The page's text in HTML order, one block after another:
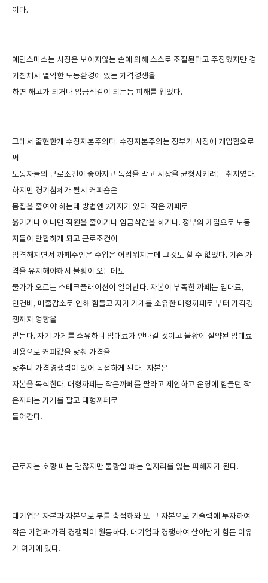
이다.
애덤스미스는 시장은 보이지않는 손에 의해 스스로 조절된다고 주장했지만 경
기침체시 열악한 노동환경에 있는 가격경쟁을
하면 해고가 되거나 임금삭감이 되는등 피해를 입었다.
그래서 출현한게 수정자본주의다. 수정자본주의는 정부가 시장에 개입함으로
써
노동자들의 근로조건이 좋아지고 독점을 막고 시장을 균형시키려는 취지였다.
하지만 경기침체가 될시 커피숍은
몸집을 줄여야 하는데 방법엔 2가지가 있다. 작은 까페로
옮기거나 아니면 직원을 줄이거나 임금삭감을 하거나. 정부의 개입으로 노동
자들이 단합하게 되고 근로조건이
엄격해지면서 까페주인은 수입은 어려워지는데 그것도 할 수 없었다. 기존 가
격을 유지해야해서 불황이 오는데도
물가가 오르는 스태크플래이션이 일어난다. 자본이 부족한 까페는 임대료,
인건비 , 매출감소로 인해 힘들고 자기 가게를 소유한 대형까페로 부터 가격경
쟁까지 영향을
받는다. 자기 가게를 소유하니 임대료가 안나갈 것이고 불황에 절약된 임대료
비용으로 커피값을 낮춰 가격을
낮추니 가격경쟁력이 있어 독점하게 된다. 자본은
자본을 독식한다. 대형까페는 작은까페를 팔라고 제안하고 운영에 힘들던 작
은까페는 가게를 팔고 대형까페로
들어간다.
근로자는 호황 때는 괜찮지만 불황일 떄는 일자리를 잃는 피해자가 된다.
대기업은 자본과 자본으로 부를 축적해와 또 그 자본으로 기술력에 투자하여
작은 기업과 가격 경쟁력이 월등하다. 대기업과 경쟁하여 살아남기 힘든 이유
가 여기에 있다.